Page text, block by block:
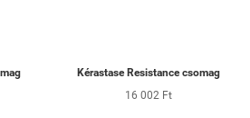
Kérastase Resistance csomag
16 002 Ft